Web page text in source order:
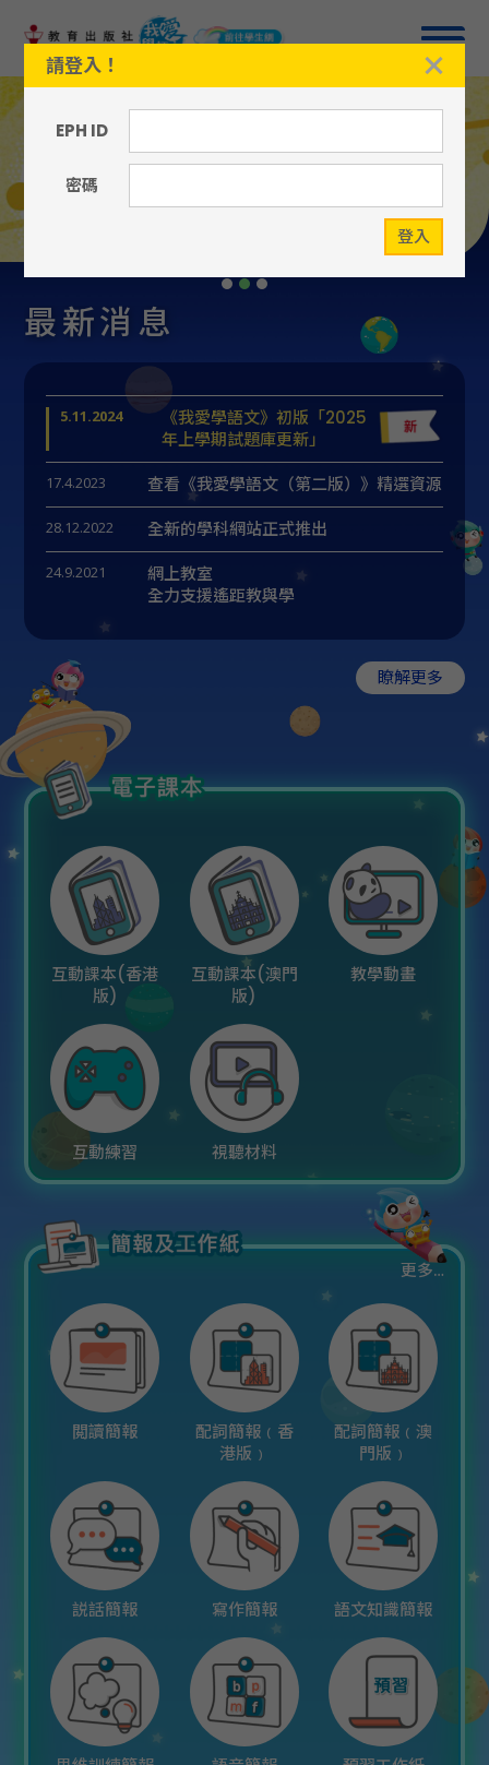
Slide 2 of 3.
最新消息
5.11.2024
《我愛學語文》初版「2025
年上學期試題庫更新」
17.4.2023 查看《我愛學語文（第二版）》精選資源
28.12.2022 全新的學科網站正式推出
24.9.2021
網上教室
全力支援遙距教與學
瞭解更多
互動課本(香港
版)
互動課本(澳門
版)
教學動畫
互動練習 視聽材料
閲讀簡報
配詞簡報﹙香
港版﹚
配詞簡報﹙澳
門版﹚
説話簡報 寫作簡報 語文知識簡報
更多…
請登入！
EPH ID
密碼
登入